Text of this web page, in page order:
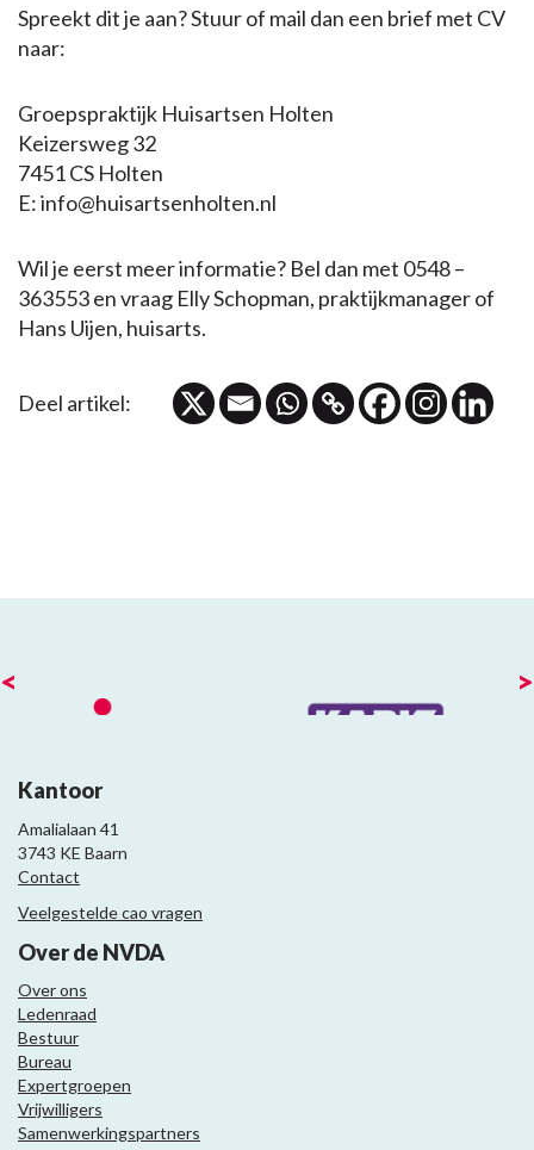
Spreekt dit je aan? Stuur of mail dan een brief met CV
naar:
Groepspraktijk Huisartsen Holten
Keizersweg 32
7451 CS Holten
E: info@huisartsenholten.nl
Wil je eerst meer informatie? Bel dan met 0548 –
363553 en vraag Elly Schopman, praktijkmanager of
Hans Uijen, huisarts.
Deel artikel:
< >
Kantoor
Amalialaan 41
3743 KE Baarn
Contact
Veelgestelde cao vragen
Over de NVDA
Over ons
Ledenraad
Bestuur
Bureau
Expertgroepen
Vrijwilligers
Samenwerkingspartners